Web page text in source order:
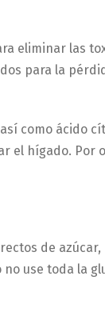
eliminar las
para la
como ácido
el hígado. Por
de azúcar,
use toda la